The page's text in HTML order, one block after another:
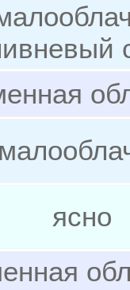
ясно